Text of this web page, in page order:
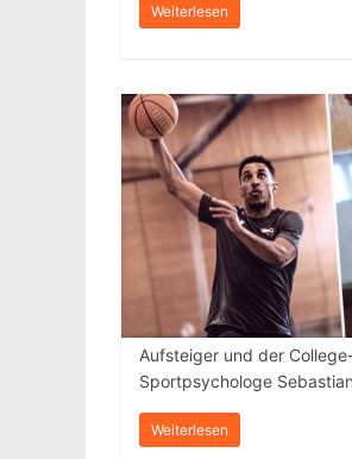
Weiterlesen
Aufsteiger und der
Sportpsychologe
Weiterlesen